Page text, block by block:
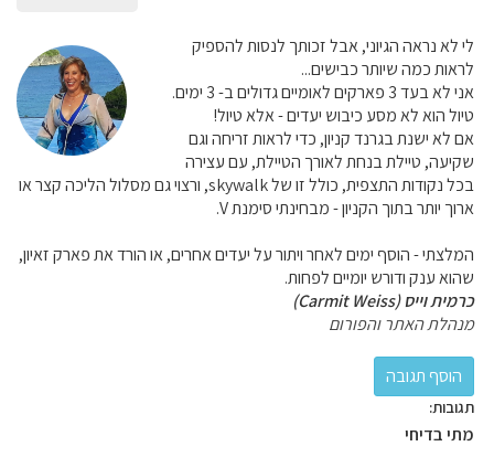
לי לא נראה הגיוני, אבל זכותך לנסות להספיק
לראות כמה שיותר כבישים...
אני לא בעד 3 פארקים לאומיים גדולים ב- 3 ימים.
טיול הוא לא מסע כיבוש יעדים - אלא טיול!
אם לא ישנת בגרנד קניון, כדי לראות זריחה וגם
שקיעה, טיילת בנחת לאורך הטיילת, עם עצירה
בכל נקודות התצפית, כולל זו של skywalk, ורצוי גם מסלול הליכה קצר או
ארוך יותר בתוך הקניון - מבחינתי סימנת V.
המלצתי - הוסף ימים לאחר ויתור על יעדים אחרים, או הורד את פארק זאיון,
שהוא ענק ודורש יומיים לפחות.
כרמית וייס (Carmit Weiss)
מנהלת האתר והפורום
תגובות:
מתי בדיחי